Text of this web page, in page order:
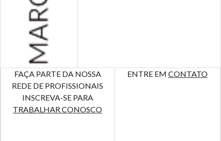
FAÇA PARTE DA NOSSA
REDE DE PROFISSIONAIS
INSCREVA-SE PARA
TRABALHAR CONOSCO
ENTRE EM CONTATO